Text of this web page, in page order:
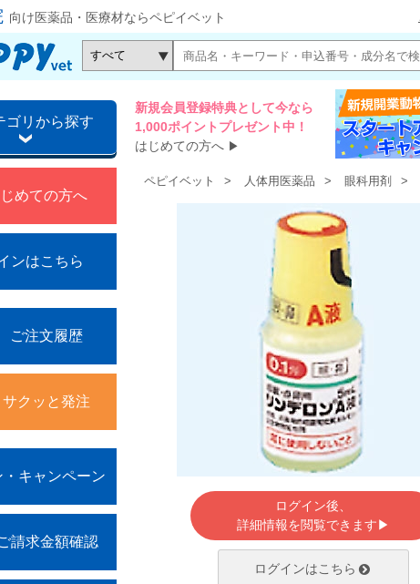
向け医薬品・医療材ならペピイベット
ゴリから探す
新規会員登録特典として今なら
1,000ポイントプレゼント中！
はじめての方へ ▶
めての方へ
ンはこちら
ご注文履歴
サクッと発注
・キャンペーン
請求金額確認
ペピイベット 人体用医薬品 眼科用剤
ログイン後、
詳細情報を閲覧できます▶
ログインはこちら